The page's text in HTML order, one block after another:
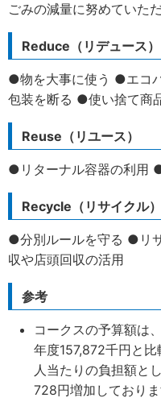
ごみの減量に努めていた
Reduce（リデュース）
●物を大事に使う ●エコ
包装を断る ●使い捨て商
Reuse（リユース）
●リターナル容器の利用
Recycle（リサイクル）
●分別ルールを守る ●リ
収や店頭回収の活用
参考
コークスの予算額は
年度157,872千円と
人当たりの負担額と
728円増加しておりま